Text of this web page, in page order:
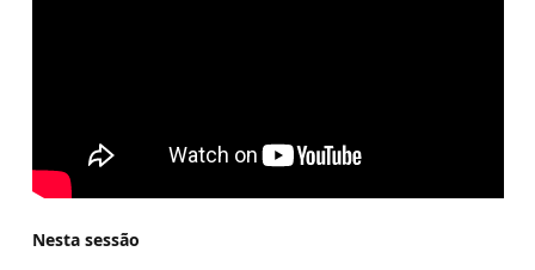
Nesta sessão